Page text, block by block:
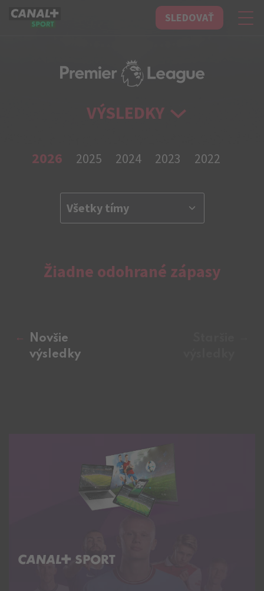
CANAL+ Sport SLEDOVAŤ
VÝSLEDKY
2026 2025 2024 2023 2022
Žiadne odohrané zápasy
Novšie
výsledky
C+ SPORT